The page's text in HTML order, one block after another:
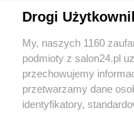
Sport
Społeczeństwo
Kultura
Drogi
My, naszych 1160
podmioty z salon24.pl
przechowujemy
przetwarzamy dane
identyfikatory,